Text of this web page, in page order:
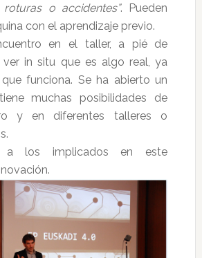
o accidentes”. Pueden
con el aprendizaje previo.
en el taller, a pié de
ver in situ que es algo real, ya
funciona. Se ha abierto un
muchas posibilidades de
y en diferentes talleres o
a los implicados en este